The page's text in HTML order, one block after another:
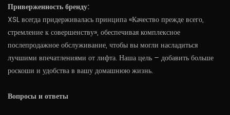
Приверженность бренду:
XSL всегда придерживалась принципа «Качество прежде всего,
стремление к совершенству», обеспечивая комплексное
послепродажное обслуживание, чтобы вы могли насладиться
лучшими впечатлениями от лифта. Наша цель – добавить больше
роскоши и удобства в вашу домашнюю жизнь.
Вопросы и ответы